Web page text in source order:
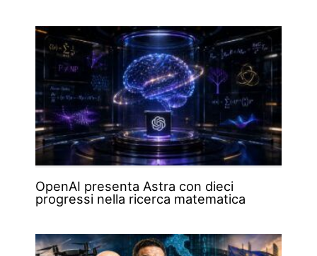
OpenAI presenta Astra con dieci
progressi nella ricerca matematica